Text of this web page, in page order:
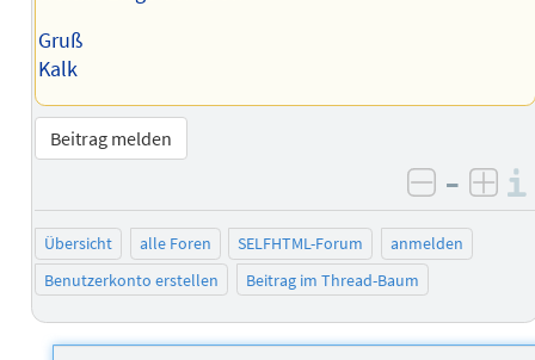
Gruß
Kalk
Beitrag melden
negativ
–
Übersicht alle Foren SELFHTML-Forum
anmelden
Benutzerkonto erstellen
Beitrag im Thread-Baum